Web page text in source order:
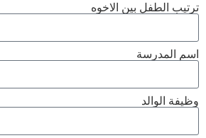
ترتيب الطفل بين الاخوه
اسم المدرسة
وظيفة الوالد